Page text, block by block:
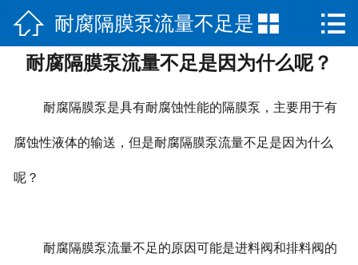
 网站首页
公司简介
产品展示
新闻中心
 耐腐隔膜泵流量不足是
因为什么呢？
 
耐腐隔膜泵流量不足是因为什么呢？
耐腐隔膜泵是具有耐腐蚀性能的隔膜泵，主要用于有
腐蚀性液体的输送，但是耐腐隔膜泵流量不足是因为什么
呢？
耐腐隔膜泵流量不足的原因可能是进料阀和排料阀的